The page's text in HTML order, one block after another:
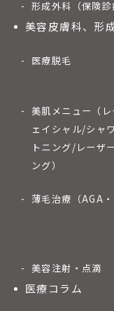
形成外科（保険診
美容皮膚科、形
医療脱毛
美肌メニュー（レ
ェイシャル/シャ
トニング/レーザ
ング）
薄毛治療（AGA・
美容注射・点滴
医療コラム